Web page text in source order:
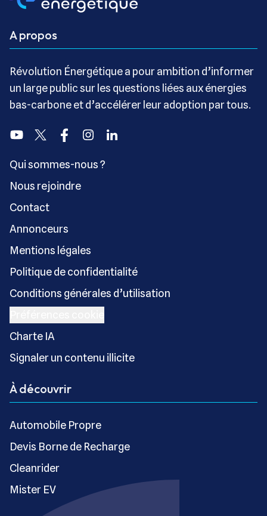
A propos
Révolution Énergétique a pour ambition d’informer
un large public sur les questions liées aux énergies
bas-carbone et d’accélérer leur adoption par tous.
YoutubeTwitter FacebookInstagramLinkedin
Qui sommes-nous ?
Nous rejoindre
Contact
Annonceurs
Mentions légales
Politique de confidentialité
Conditions générales d’utilisation
Charte IA
Signaler un contenu illicite
À découvrir
Automobile Propre
Devis Borne de Recharge
Cleanrider
Mister EV